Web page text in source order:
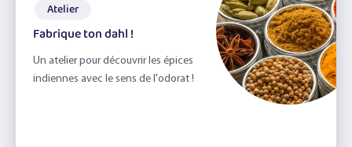
Atelier
Fabrique ton dahl !
Un atelier pour découvrir les épices
indiennes avec le sens de l'odorat !